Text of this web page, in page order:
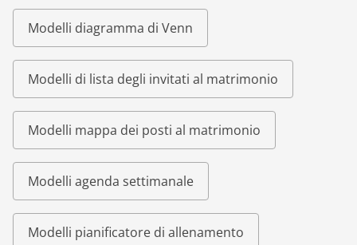
Modelli diagramma di Venn
Modelli di lista degli invitati al matrimonio
Modelli mappa dei posti al matrimonio
Modelli agenda settimanale
Modelli pianificatore di allenamento